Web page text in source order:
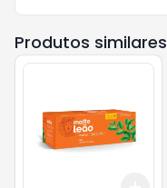
Produtos similares